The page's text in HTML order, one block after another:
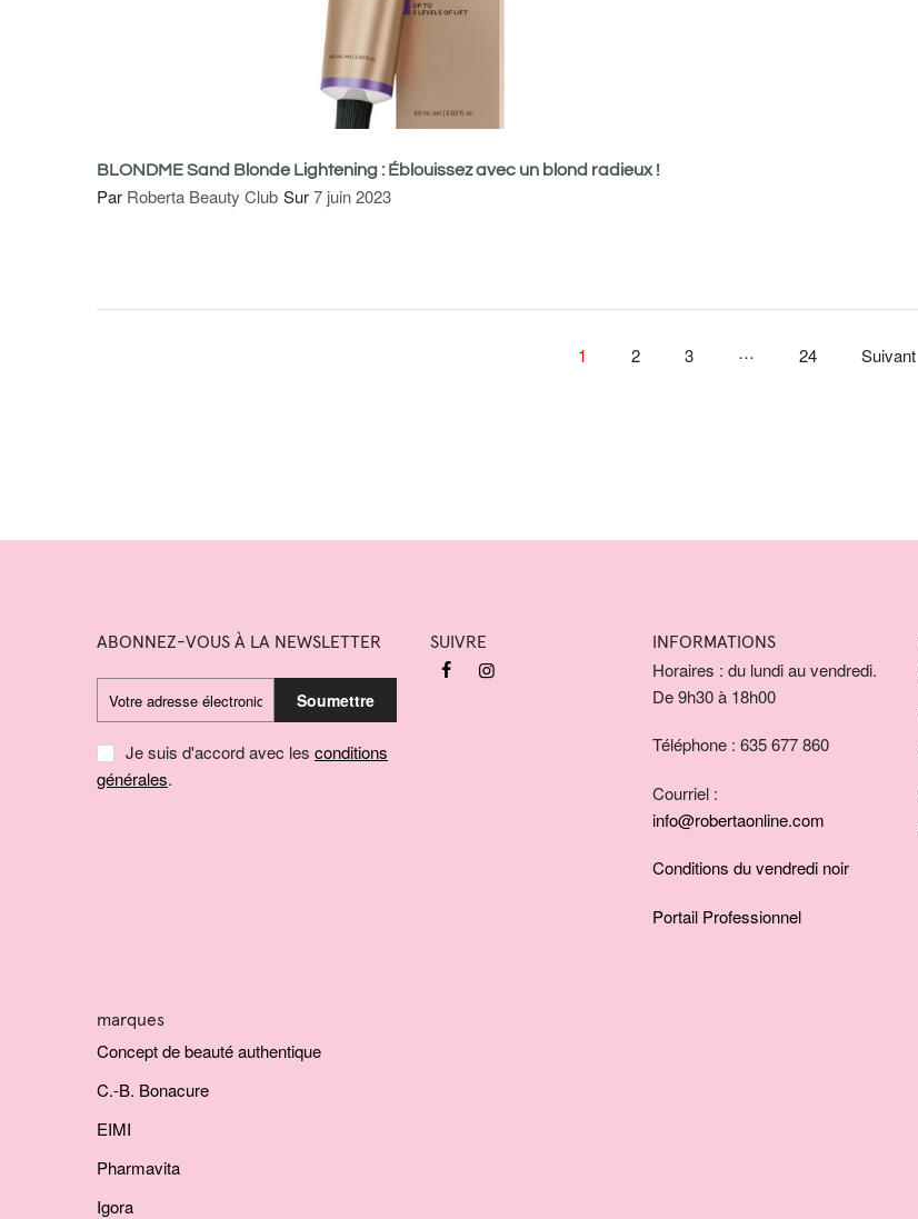
BLONDME Sand Blonde Lightening : Éblouissez avec un blond radieux !
Par Roberta Beauty Club Sur7 juin 2023
1 2 3 … 24 Suivant
ABONNEZ-VOUS À LA NEWSLETTER
Soumettre
Je suis d'accord avec les conditions
générales.
SUIVRE INFORMATIONS
Horaires : du lundi au vendredi.
De 9h30 à 18h00
Téléphone : 635 677 860
Courriel :
info@robertaonline.com
Conditions du vendredi noir
Portail Professionnel
marques
Concept de beauté authentique
C.-B. Bonacure
EIMI
Pharmavita
Igora